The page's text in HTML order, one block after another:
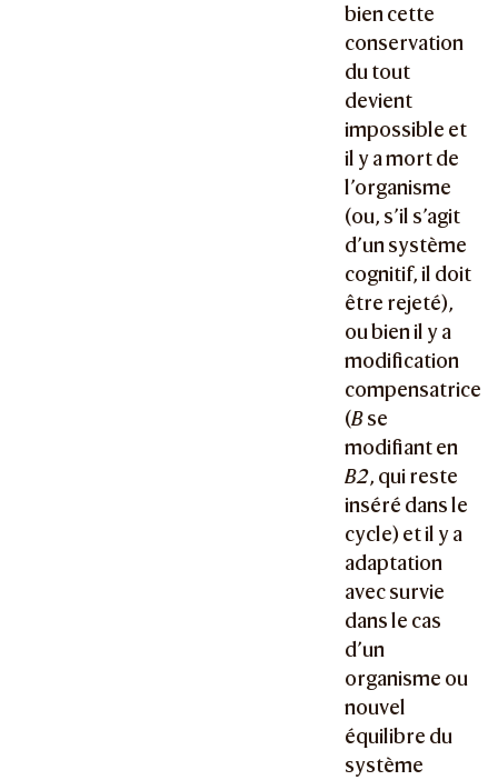
bien cette
conservation
du tout
devient
impossible et
il y a mort de
l’organisme
(ou, s’il s’agit
d’un système
cognitif, il doit
être rejeté),
ou bien il y a
modification
compensatrice
(Bse
modifiant en
B2, qui reste
inséré dans le
cycle) et il y a
adaptation
avec survie
dans le cas
d’un
organisme ou
nouvel
équilibre du
système